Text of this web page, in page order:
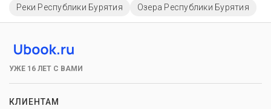
Реки Республики Бурятия Озера Республики Бурятия
УЖЕ 16 ЛЕТ С ВАМИ
КЛИЕНТАМ